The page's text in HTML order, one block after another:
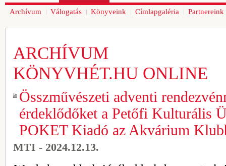
Archívum Válogatás Könyveink Címlapgaléria Partnereink
ARCHÍVUM
KÖNYVHÉT.HU ONLINE
Összművészeti adventi
érdeklődőket a Petőfi Kulturális
POKET Kiadó az Akvárium
MTI - 2024.12.13.